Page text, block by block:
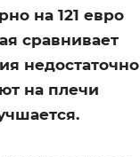
на 121 евро
сравнивает
недостаточно
на плечи